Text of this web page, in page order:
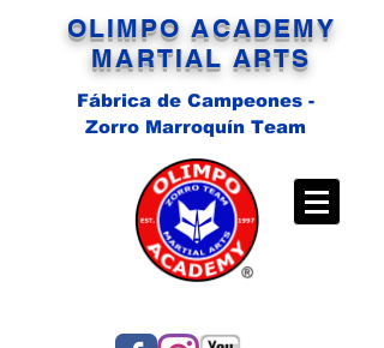
OLIMPO ACADEMY
MARTIAL ARTS
Fábrica de Campeones -
Zorro Marroquín Team